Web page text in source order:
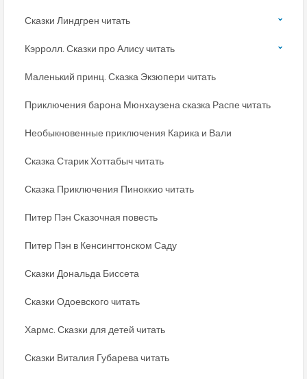
Сказки Линдгрен читать
Кэрролл. Сказки про Алису читать
Маленький принц. Сказка Экзюпери читать
Приключения барона Мюнхаузена сказка Распе читать
Необыкновенные приключения Карика и Вали
Сказка Старик Хоттабыч читать
Сказка Приключения Пиноккио читать
Питер Пэн Сказочная повесть
Питер Пэн в Кенсингтонском Саду
Сказки Дональда Биссета
Сказки Одоевского читать
Хармс. Сказки для детей читать
Сказки Виталия Губарева читать